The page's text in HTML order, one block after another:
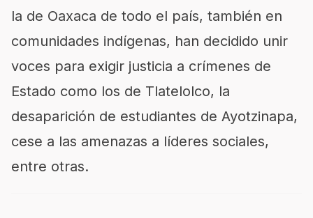
la de Oaxaca de todo el país, también en
comunidades indígenas, han decidido unir
voces para exigir justicia a crímenes de
Estado como los de Tlatelolco, la
desaparición de estudiantes de Ayotzinapa,
cese a las amenazas a líderes sociales,
entre otras.